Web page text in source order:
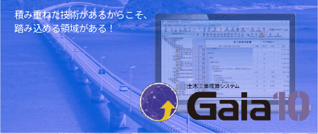
積み重ねた技術があるからこそ、
踏み込める領域がある！